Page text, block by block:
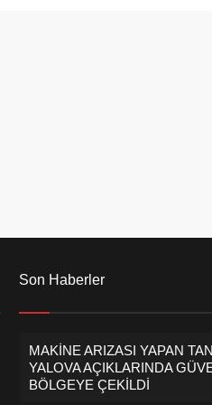
Son Haberler
MAKİNE ARIZASI YAPAN
YALOVA AÇIKLARINDA
BÖLGEYE ÇEKİLDİ